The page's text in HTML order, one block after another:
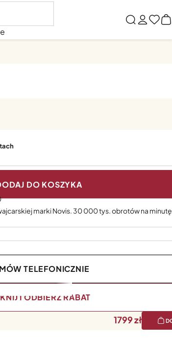
DO KOSZYKA
marki Novis. 30 000 tys. obrotów na
TELEFONICZNIE
I ODBIERZ RABAT
1799